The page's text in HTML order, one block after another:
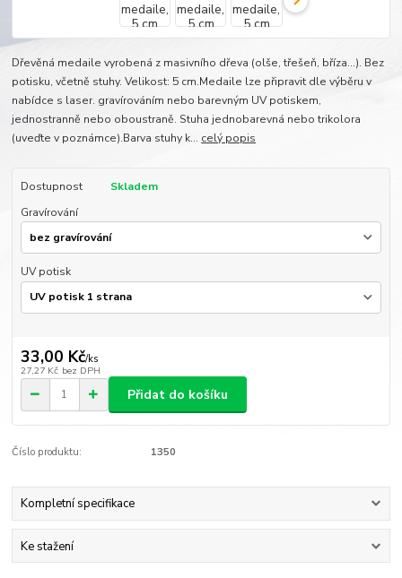
Dřevěná medaile vyrobená z masivního dřeva (olše, třešeň, bříza...). Bez
potisku, včetně stuhy. Velikost: 5 cm.Medaile lze připravit dle výběru v
nabídce s laser. gravírováním nebo barevným UV potiskem,
jednostranně nebo oboustraně. Stuha jednobarevná nebo trikolora
(uveďte v poznámce).Barva stuhy k... celý popis
Dostupnost
Skladem
Gravírování
UV potisk
33,00 Kč/ks
27,27 Kč bez DPH
Přidat do košíku
Číslo produktu: 1350
Kompletní specifikace
Ke stažení